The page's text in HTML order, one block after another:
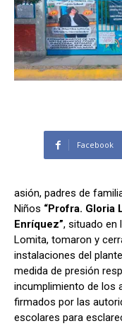
Facebook
asión, padres de
Niños “Profra. Gloria
Enríquez”, situado en
Lomita, tomaron y
instalaciones del
medida de presión
incumplimiento de los
firmados por las
escolares para